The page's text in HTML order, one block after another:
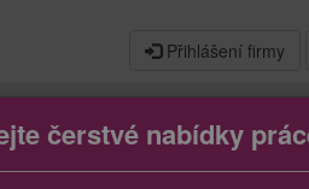
Přihlášení firmy
čerstvé nabídky